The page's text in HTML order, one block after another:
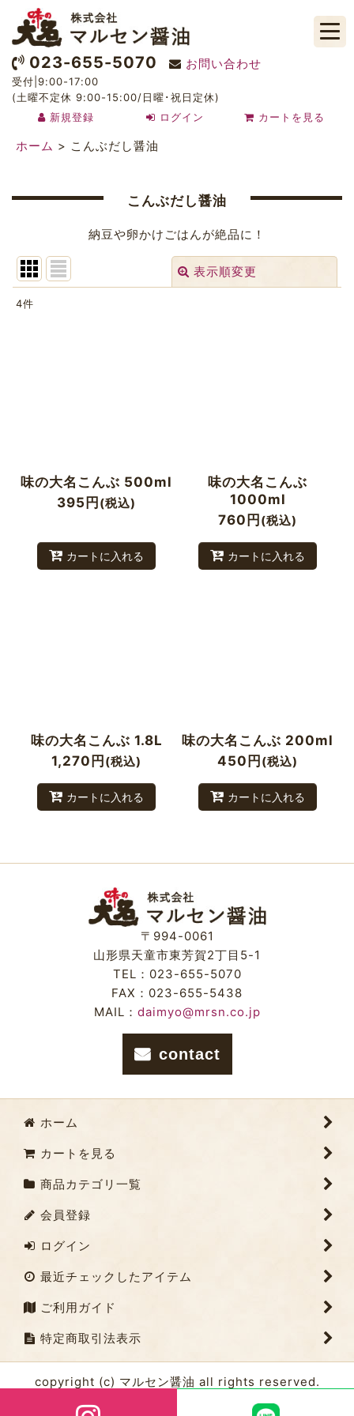
023-655-5070 お問い合わせ
受付|9:00-17:00
(土曜不定休 9:00-15:00/日曜･祝日定休)
新規登録
ログイン カートを見る
ホーム > こんぶだし醤油
こんぶだし醤油
納豆や卵かけごはんが絶品に！
表示順変更
4件
味の大名こんぶ 500ml
395 円 (税込)
カートに入れる
味の大名こんぶ
1000ml
760 円 (税込)
カートに入れる
味の大名こんぶ 1.8L
1,270 円 (税込)
カートに入れる
味の大名こんぶ 200ml
450 円 (税込)
カートに入れる
〒994-0061
山形県天童市東芳賀2丁目5-1
TEL：023-655-5070
FAX：023-655-5438
MAIL： daimyo@mrsn.co.jp
contact
ホーム
カートを見る
商品カテゴリ一覧
会員登録
ログイン
最近チェックしたアイテム
ご利用ガイド
特定商取引法表示
copyright (c) マルセン醤油 all rights reserved.